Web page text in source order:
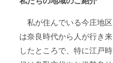
私が住んでいる今庄地区
は奈良時代から人が行き来
したところで、特に江戸時